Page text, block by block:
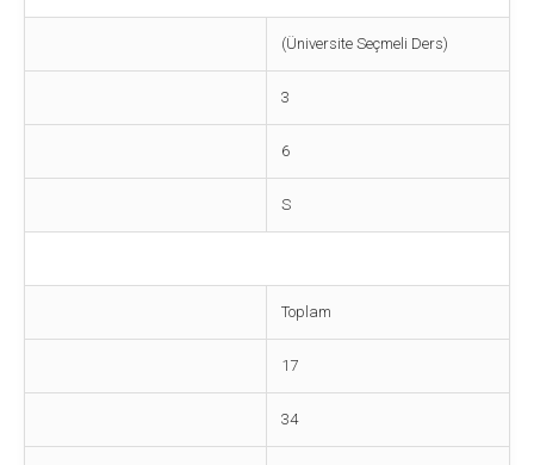
(Üniversite Seçmeli Ders)
3
6
S
Toplam
17
34